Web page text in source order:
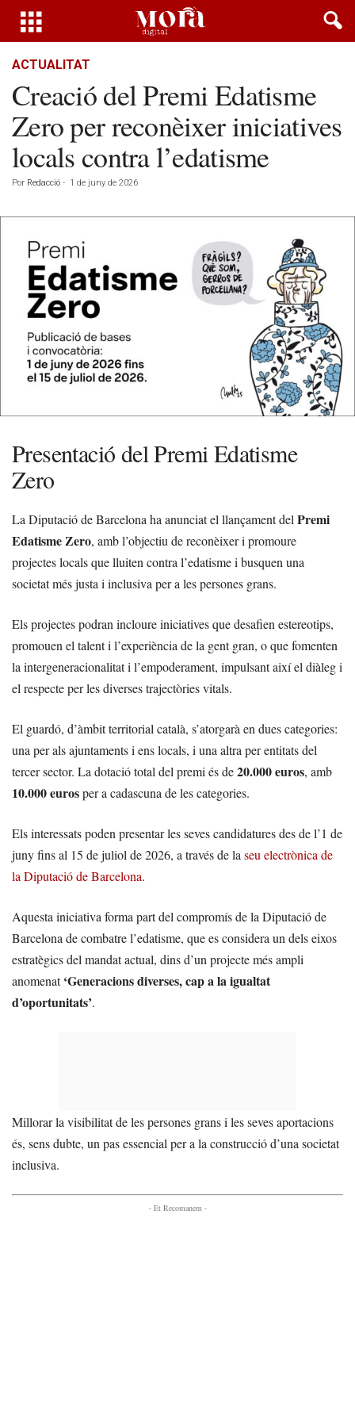
ACTUALITAT
Creació del Premi Edatisme
Zero per reconèixer iniciatives
locals contra l’edatisme
Por Redacció - 1 de juny de 2026
Presentació del Premi Edatisme
Zero
La Diputació de Barcelona ha anunciat el llançament del Premi
Edatisme Zero, amb l’objectiu de reconèixer i promoure
projectes locals que lluiten contra l’edatisme i busquen una
societat més justa i inclusiva per a les persones grans.
Els projectes podran incloure iniciatives que desafien estereotips,
promouen el talent i l’experiència de la gent gran, o que fomenten
la intergeneracionalitat i l’empoderament, impulsant així el diàleg i
el respecte per les diverses trajectòries vitals.
El guardó, d’àmbit territorial català, s’atorgarà en dues categories:
una per als ajuntaments i ens locals, i una altra per entitats del
tercer sector. La dotació total del premi és de20.000 euros, amb
10.000 eurosper a cadascuna de les categories.
Els interessats poden presentar les seves candidatures des de l’1 de
juny fins al 15 de juliol de 2026, a través de la seu electrònica de
la Diputació de Barcelona.
Aquesta iniciativa forma part del compromís de la Diputació de
Barcelona de combatre l’edatisme, que es considera un dels eixos
estratègics del mandat actual, dins d’un projecte més ampli
anomenat‘Generacions diverses, cap a la igualtat
d’oportunitats’.
Millorar la visibilitat de les persones grans i les seves aportacions
és, sens dubte, un pas essencial per a la construcció d’una societat
inclusiva.
- Et Recomanem -